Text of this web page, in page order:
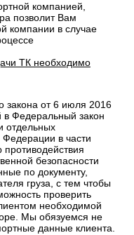
компанией,
позволит Вам
компании в случае
ТК необходимо
закона от 6 июля 2016
Федеральный закон
отдельных
Федерации в части
безопасности
по документу,
груза, с тем чтобы
проверить
необходимой
Мы обязуемся не
данные клиента.